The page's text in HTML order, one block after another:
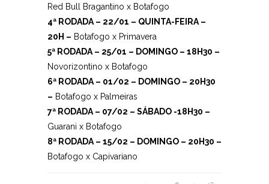
Red Bull Bragantino x Botafogo
4ª RODADA – 22/01 – QUINTA-FEIRA –
20H – Botafogo x Primavera
5ª RODADA – 25/01 – DOMINGO – 18H30 –
Novorizontino x Botafogo
6ª RODADA – 01/02 – DOMINGO – 20H30
– Botafogo x Palmeiras
7ª RODADA – 07/02 – SÁBADO -18H30 –
Guarani x Botafogo
8ª RODADA – 15/02 – DOMINGO – 20H30 –
Botafogo x Capivariano